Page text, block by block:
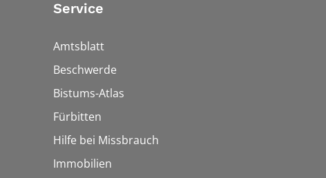
Service
Amtsblatt
Beschwerde
Bistums-Atlas
Fürbitten
Hilfe bei Missbrauch
Immobilien